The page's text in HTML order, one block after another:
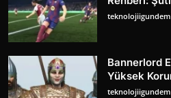
Bannerlord
Yüksek